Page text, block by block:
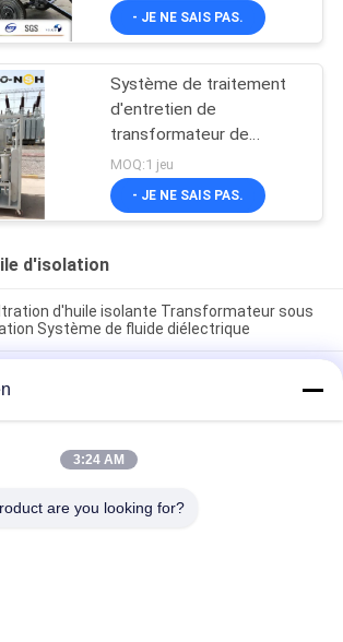
tension 110 kV-500 kV
- JE NE SAIS PAS.
Système de traitement
d'entretien de
transformateur de
puissance de purificateur
d'huile d'isolation de
transformateur sous vide
MOQ:1 jeu
- JE NE SAIS PAS.
d'isolation
d'huile isolante Transformateur sous
Système de fluide diélectrique
par transformateur de déchets
d'eau élimination de l'eau isolante
de fluide de transformateur de
de précision d'épurateur d'huile d'isolation
3:24 AM
are you looking for?